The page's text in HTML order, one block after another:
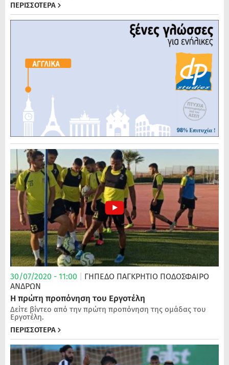
ΠΕΡΙΣΣΟΤΕΡΑ
30/07/2020 - 11:00 ΓΗΠΕΔΟ ΠΑΓΚΡΗΤΙΟ ΠΟΔΌΣΦΑΙΡΟ
ΑΝΔΡΏΝ
Η πρώτη προπόνηση του Εργοτέλη
Δείτε βίντεο από την πρώτη προπόνηση της ομάδας του
Εργοτέλη.
ΠΕΡΙΣΣΟΤΕΡΑ